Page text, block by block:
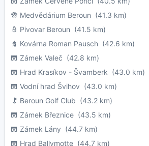
Medvědárium Beroun (41.3 km)
Pivovar Beroun (41.5 km)
Kovárna Roman Pausch (42.6 km)
Zámek Valeč (42.8 km)
Hrad Krasíkov - Švamberk (43.0 km)
Vodní hrad Švihov (43.0 km)
Beroun Golf Club (43.2 km)
Zámek Březnice (43.5 km)
Zámek Lány (44.7 km)
Hrad Ballymotte (44.7 km)